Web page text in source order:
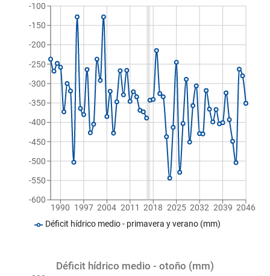
1990 1997 2004 2011 2018 2025 2032 2039 2046
-600
-550
-500
-450
-400
-350
-300
-250
-200
-150
-100
Déficit hídrico medio - primavera y verano (mm)
Déficit hídrico medio - otoño (mm)